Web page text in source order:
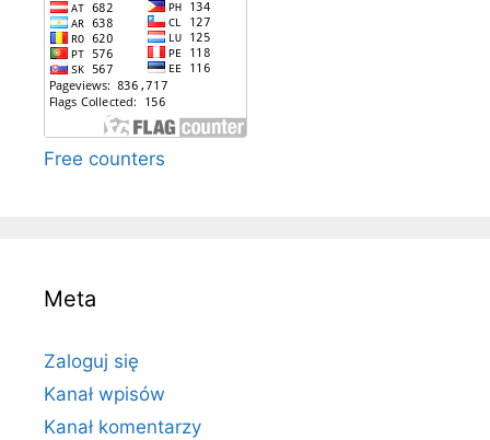
Free counters
Meta
Zaloguj się
Kanał wpisów
Kanał komentarzy